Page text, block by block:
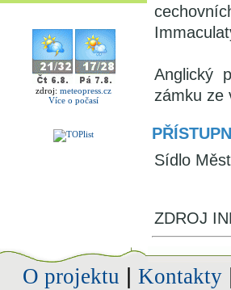
zdroj: meteopress.cz
Více o počasí
Anglický
zámku ze
Sídlo
ZDROJ
O projektu Kontakty|